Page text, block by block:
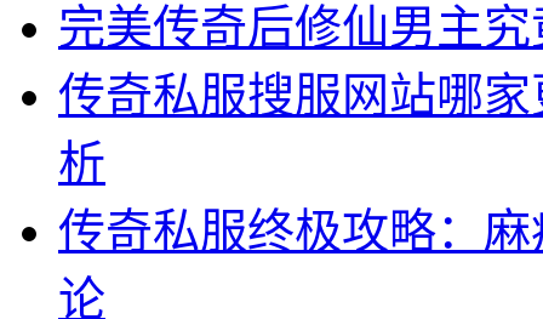
完美传奇后修仙男主
传奇私服搜服网站哪
析
传奇私服终极攻略：
论